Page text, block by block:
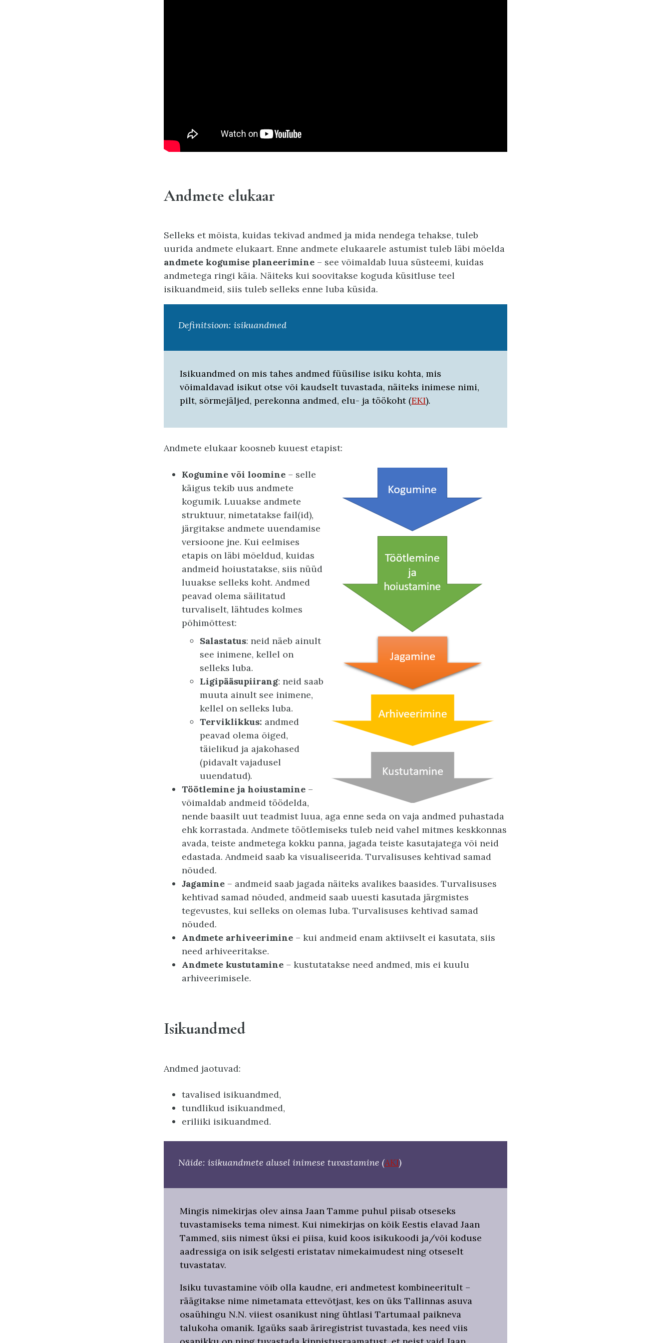
Andmete elukaar
Selleks et mõista, kuidas tekivad andmed ja mida nendega tehakse, tuleb
uurida andmete elukaart. Enne andmete elukaarele astumist tuleb läbi mõelda
andmete kogumise planeerimine – see võimaldab luua süsteemi, kuidas
andmetega ringi käia. Näiteks kui soovitakse koguda küsitluse teel
isikuandmeid, siis tuleb selleks enne luba küsida.
Definitsioon: isikuandmed
Isikuandmed on mis tahes andmed füüsilise isiku kohta, mis
võimaldavad isikut otse või kaudselt tuvastada, näiteks inimese nimi,
pilt, sõrmejäljed, perekonna andmed, elu- ja töökoht (EKI).
Andmete elukaar koosneb kuuest etapist:
Kogumine või loomine – selle
käigus tekib uus andmete
kogumik. Luuakse andmete
struktuur, nimetatakse fail(id),
järgitakse andmete uuendamise
versioone jne. Kui eelmises
etapis on läbi mõeldud, kuidas
andmeid hoiustatakse, siis nüüd
luuakse selleks koht. Andmed
peavad olema säilitatud
turvaliselt, lähtudes kolmes
põhimõttest:
Salastatus: neid näeb ainult
see inimene, kellel on
selleks luba.
Ligipääsupiirang: neid saab
muuta ainult see inimene,
kellel on selleks luba.
Terviklikkus: andmed
peavad olema õiged,
täielikud ja ajakohased
(pidavalt vajadusel
uuendatud).
Töötlemine ja hoiustamine –
võimaldab andmeid töödelda,
nende baasilt uut teadmist luua, aga enne seda on vaja andmed puhastada
ehk korrastada. Andmete töötlemiseks tuleb neid vahel mitmes keskkonnas
avada, teiste andmetega kokku panna, jagada teiste kasutajatega või neid
edastada. Andmeid saab ka visualiseerida. Turvalisuses kehtivad samad
nõuded.
Jagamine – andmeid saab jagada näiteks avalikes baasides. Turvalisuses
kehtivad samad nõuded, andmeid saab uuesti kasutada järgmistes
tegevustes, kui selleks on olemas luba. Turvalisuses kehtivad samad
nõuded.
Andmete arhiveerimine – kui andmeid enam aktiivselt ei kasutata, siis
need arhiveeritakse.
Andmete kustutamine – kustutatakse need andmed, mis ei kuulu
arhiveerimisele.
Isikuandmed
Andmed jaotuvad:
tavalised isikuandmed,
tundlikud isikuandmed,
eriliiki isikuandmed.
Näide: isikuandmete alusel inimese tuvastamine (AKI)
Mingis nimekirjas olev ainsa Jaan Tamme puhul piisab otseseks
tuvastamiseks tema nimest. Kui nimekirjas on kõik Eestis elavad Jaan
Tammed, siis nimest üksi ei piisa, kuid koos isikukoodi ja/või koduse
aadressiga on isik selgesti eristatav nimekaimudest ning otseselt
tuvastatav.
Isiku tuvastamine võib olla kaudne, eri andmetest kombineeritult –
räägitakse nime nimetamata ettevõtjast, kes on üks Tallinnas asuva
osaühingu N.N. viiest osanikust ning ühtlasi Tartumaal paikneva
talukoha omanik. Igaüks saab äriregistrist tuvastada, kes need viis